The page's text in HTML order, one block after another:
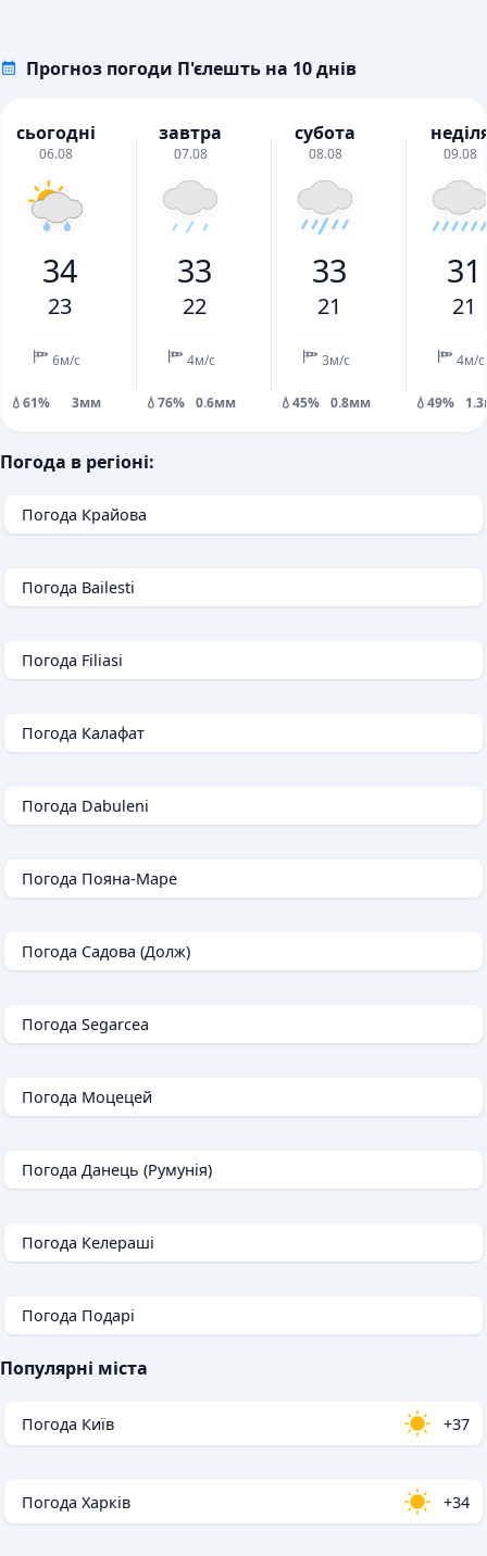
Прогноз погоди П'єлешть на 10 днів
сьогодні
06.08
34
23
6м/с
💧61% 3мм
завтра
07.08
33
22
4м/с
💧76% 0.6мм
субота
08.08
33
21
3м/с
💧45% 0.8мм
09.08
31
21
4м/с
💧49%
Погода в регіоні:
Погода Крайова
Погода Bailesti
Погода Filiasi
Погода Калафат
Погода Dabuleni
Погода Пояна-Маре
Погода Садова (Долж)
Погода Segarcea
Погода Моцецей
Погода Данець (Румунія)
Погода Келераші
Погода Подарі
Популярні міста
Погода Київ +37
Погода Харків +34